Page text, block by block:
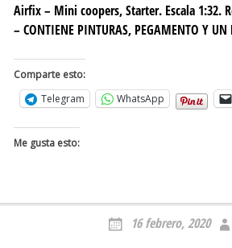
Airfix – Mini coopers, Starter. Escala 1:32.
– CONTIENE PINTURAS, PEGAMENTO Y
Comparte esto:
Telegram
WhatsApp
Me gusta esto:
16 febrero, 2020